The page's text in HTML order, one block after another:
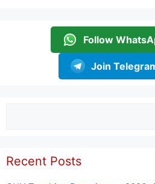
Follow
Join
Recent Posts